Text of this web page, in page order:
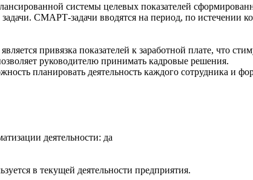
системы целевых показателей
СМАРТ-задачи вводятся на период, по истечении
привязка показателей к заработной плате, что
руководителю принимать кадровые решения.
планировать деятельность каждого сотрудника и
деятельности: да
в текущей деятельности предприятия.